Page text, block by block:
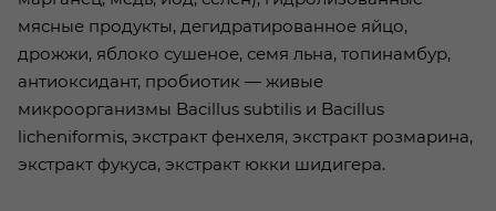
мясные продукты, дегидратированное яйцо,
дрожжи, яблоко сушеное, семя льна, топинамбур,
антиоксидант, пробиотик — живые
микроорганизмы Bacillus subtilis и Bacillus
licheniformis, экстракт фенхеля, экстракт розмарина,
экстракт фукуса, экстракт юкки шидигера.